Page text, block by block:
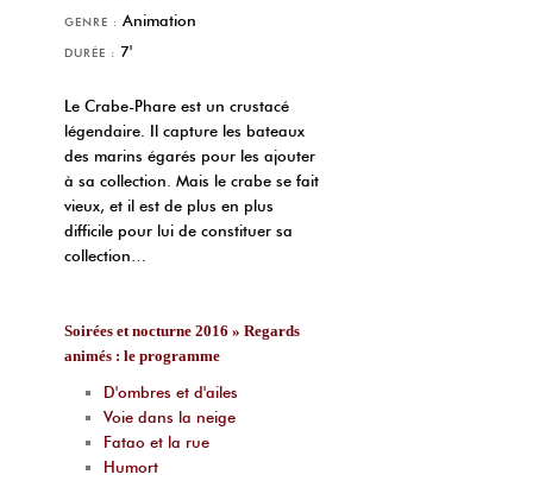
GENRE : Animation
DURÉE : 7'
Le Crabe-Phare est un crustacé
légendaire. Il capture les bateaux
des marins égarés pour les ajouter
à sa collection. Mais le crabe se fait
vieux, et il est de plus en plus
difficile pour lui de constituer sa
collection…
Soirées et nocturne 2016 » Regards
animés : le programme
D'ombres et d'ailes
Voie dans la neige
Fatao et la rue
Humort